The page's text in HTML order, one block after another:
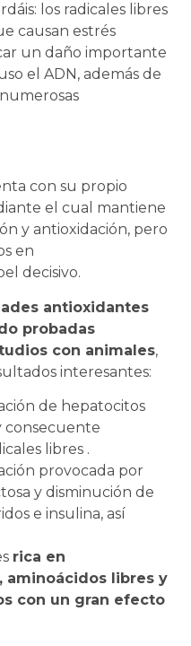
los radicales libres
causan estrés
un daño importante
el ADN, además de
con su propio
el cual mantiene
y antioxidación, pero
en
decisivo.
antioxidantes
probadas
con animales,
interesantes:
de hepatocitos
consecuente
libres .
provocada por
y disminución de
e insulina, así
rica en
aminoácidos libres y
con un gran efecto